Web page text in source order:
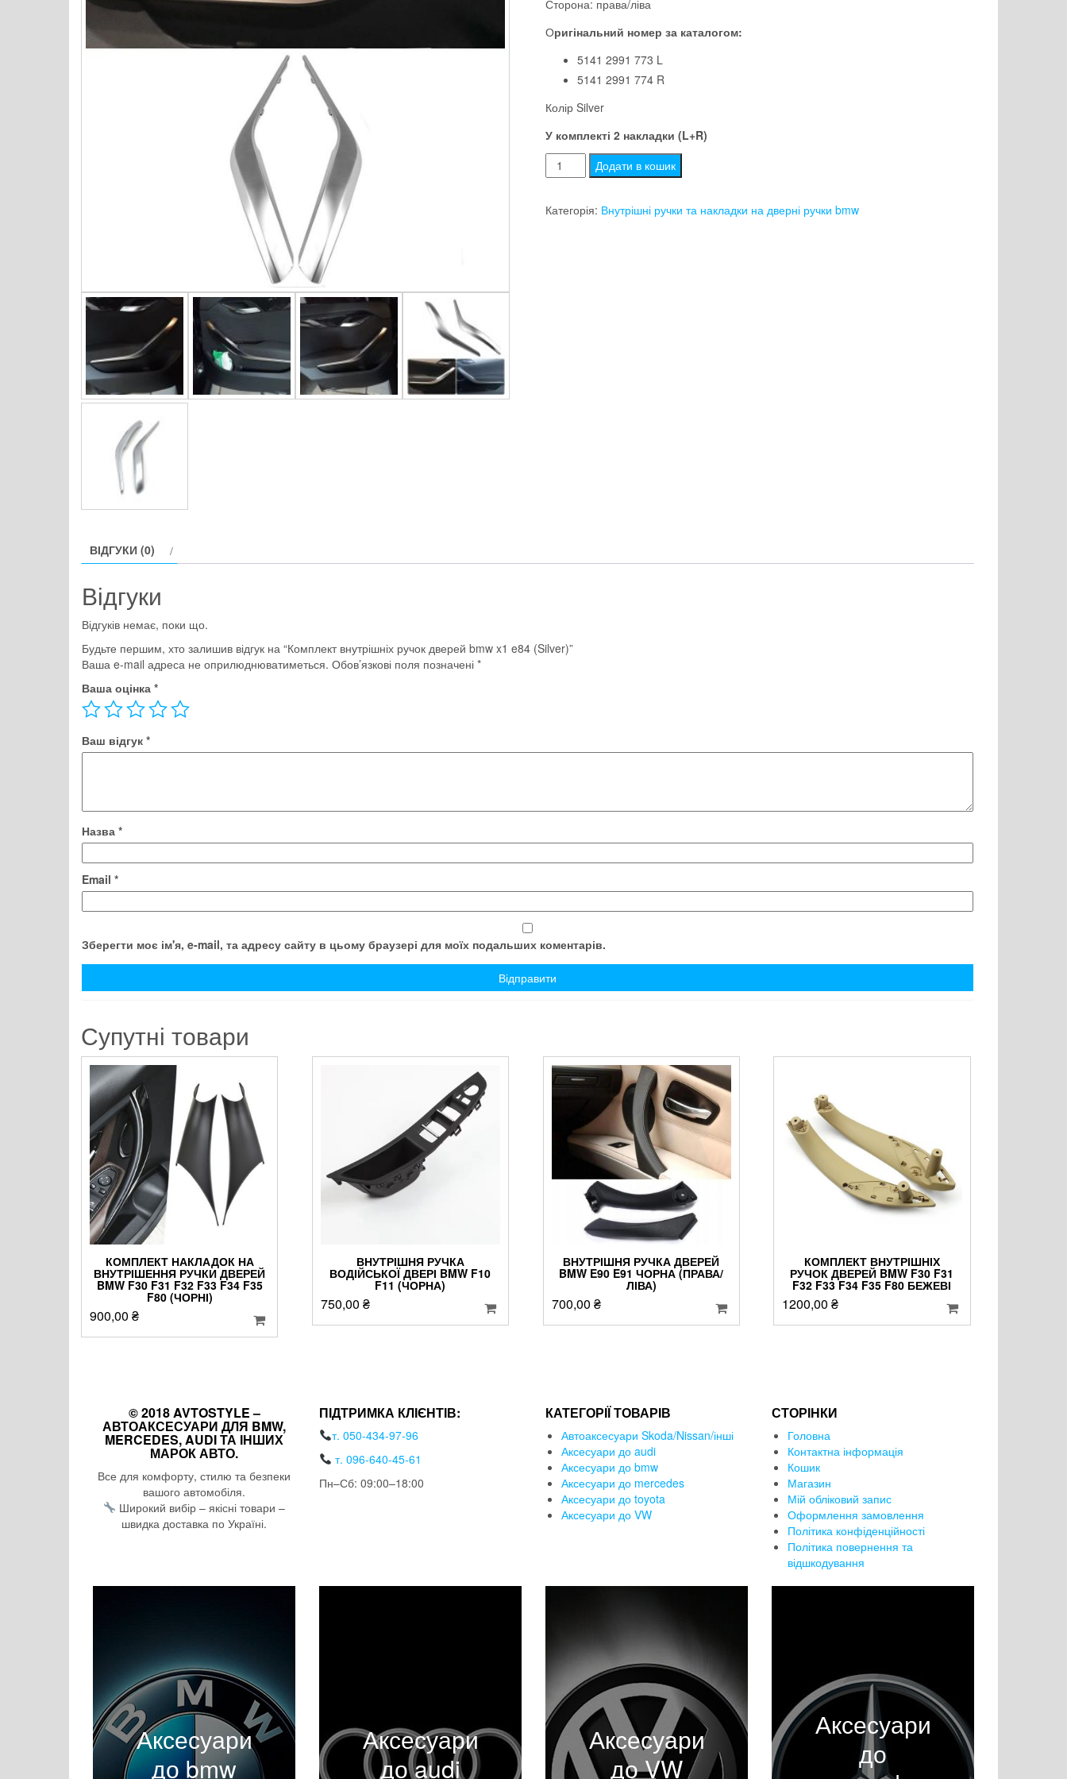
Сторона: права/ліва
Оригінальний номер за каталогом:
5141 2991 773 L
5141 2991 774 R
Колір Silver
У комплекті 2 накладки (L+R)
Комплект
внутрішніх
дверей
Додати в кошик
Категорія: Внутрішні ручки та накладки на дверні ручки bmw
ВІДГУКИ (0)
Відгуки
Відгуків немає, поки що.
Будьте першим, хто залишив відгук на “Комплект внутрішніх ручок дверей bmw x1 e84 (Silver)”
Ваша e-mail адреса не оприлюднюватиметься. Обов’язкові поля позначені *
Ваша оцінка *
Ваш відгук *
Назва *
Email *
Зберегти моє ім'я, e-mail, та адресу сайту в цьому браузері для моїх подальших коментарів.
Супутні товари
КОМПЛЕКТ НАКЛАДОК НА
ВНУТРІШЕННЯ РУЧКИ ДВЕРЕЙ
BMW F30 F31 F32 F33 F34 F35
F80 (ЧОРНІ)
900,00 ₴
ВНУТРІШНЯ РУЧКА
ВОДІЙСЬКОЇ ДВЕРІ BMW F10
F11 (ЧОРНА)
750,00 ₴
ВНУТРІШНЯ РУЧКА ДВЕРЕЙ
BMW E90 E91 ЧОРНА (ПРАВА/
ЛІВА)
700,00 ₴
КОМПЛЕКТ ВНУТРІШНІХ
РУЧОК ДВЕРЕЙ BMW F30 F31
F32 F33 F34 F35 F80 БЕЖЕВІ
1200,00₴
© 2018 AVTOSTYLE –
АВТОАКСЕСУАРИ ДЛЯ BMW,
MERCEDES, AUDI ТА ІНШИХ
МАРОК АВТО.
Все для комфорту, стилю та безпеки
вашого автомобіля.
Широкий вибір – якісні товари –
швидка доставка по Україні.
ПІДТРИМКА КЛІЄНТІВ:
т. 050-434-97-96
т. 096-640-45-61
Пн–Сб: 09:00–18:00
КАТЕГОРІЇ ТОВАРІВ
Автоаксесуари Skoda/Nissan/інші
Аксесуари до audi
Аксесуари до bmw
Аксесуари до mercedes
Аксесуари до toyota
Аксесуари до VW
СТОРІНКИ
Головна
Контактна інформація
Кошик
Магазин
Мій обліковий запис
Оформлення замовлення
Політика конфіденційності
Політика повернення та
відшкодування
Аксесуари
до bmw
Аксесуари
до audi
Аксесуари
до VW
Аксесуари
до